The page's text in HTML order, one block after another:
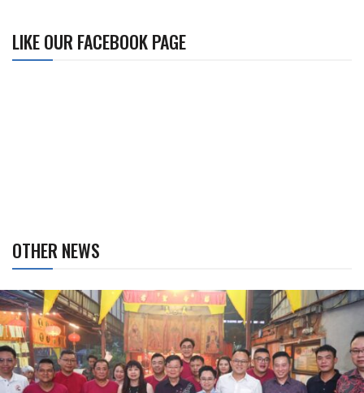
LIKE OUR FACEBOOK PAGE
OTHER NEWS